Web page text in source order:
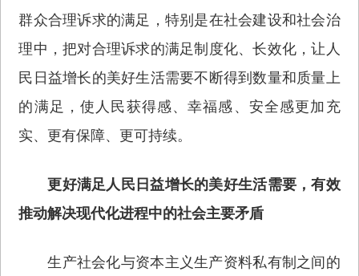
群众合理诉求的满足，特别是在社会建设和社会治
理中，把对合理诉求的满足制度化、长效化，让人
民日益增长的美好生活需要不断得到数量和质量上
的满足，使人民获得感、幸福感、安全感更加充
实、更有保障、更可持续。
更好满足人民日益增长的美好生活需要，有效
推动解决现代化进程中的社会主要矛盾
生产社会化与资本主义生产资料私有制之间的